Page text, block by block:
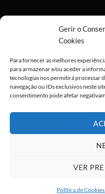
Gerir o
Cookies
Para fornecer as melhores
para armazenar e/ou aceder a
tecnologias nos permitirá processar
navegação ou IDs exclusivos neste
consentimento pode afetar
VER
Política de Cookies